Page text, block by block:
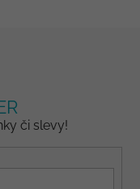
či slevy!